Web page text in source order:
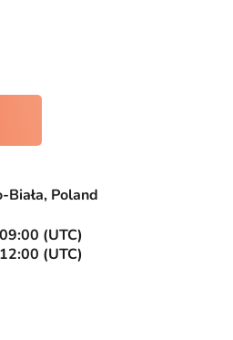
Poland
(UTC)
(UTC)